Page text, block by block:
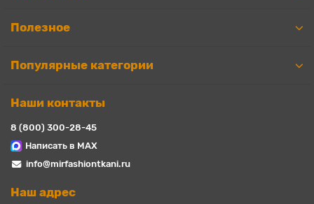
Полезное
Популярные категории
Наши контакты
8 (800) 300-28-45
Написать в MAX
info@mirfashiontkani.ru
Наш адрес